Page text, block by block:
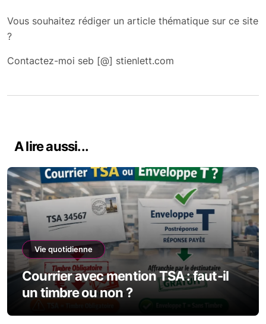
Vous souhaitez rédiger un article thématique sur ce site
?
Contactez-moi seb [@] stienlett.com
A lire aussi...
Vie quotidienne
Courrier avec mention TSA : faut-il
un timbre ou non ?